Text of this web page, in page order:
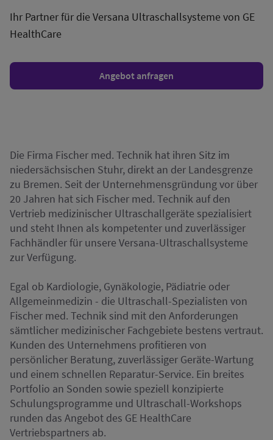
Ihr Partner für die Versana Ultraschallsysteme von GE
HealthCare
Angebot anfragen
Die Firma Fischer med. Technik hat ihren Sitz im
niedersächsischen Stuhr, direkt an der Landesgrenze
zu Bremen. Seit der Unternehmensgründung vor über
20 Jahren hat sich Fischer med. Technik auf den
Vertrieb medizinischer Ultraschallgeräte spezialisiert
und steht Ihnen als kompetenter und zuverlässiger
Fachhändler für unsere Versana-Ultraschallsysteme
zur Verfügung.
Egal ob Kardiologie, Gynäkologie, Pädiatrie oder
Allgemeinmedizin - die Ultraschall-Spezialisten von
Fischer med. Technik sind mit den Anforderungen
sämtlicher medizinischer Fachgebiete bestens vertraut.
Kunden des Unternehmens profitieren von
persönlicher Beratung, zuverlässiger Geräte-Wartung
und einem schnellen Reparatur-Service. Ein breites
Portfolio an Sonden sowie speziell konzipierte
Schulungsprogramme und Ultraschall-Workshops
runden das Angebot des GE HealthCare
Vertriebspartners ab.